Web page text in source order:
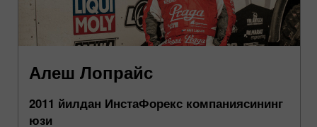
Алеш Лопрайс
2011 йилдан ИнстаФорекс компаниясининг
юзи